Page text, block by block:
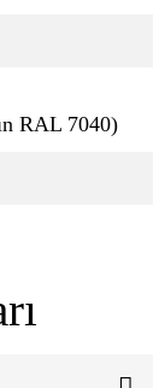
RAL 7040)